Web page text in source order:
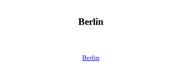
Berlin
Berlin